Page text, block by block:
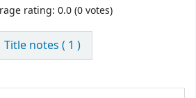
rating: 0.0 (0 votes)
Title notes ( 1 )